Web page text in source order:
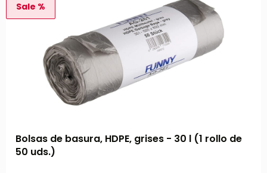
Sale %
Bolsas de basura, HDPE, grises - 30 l (1 rollo de
50 uds.)